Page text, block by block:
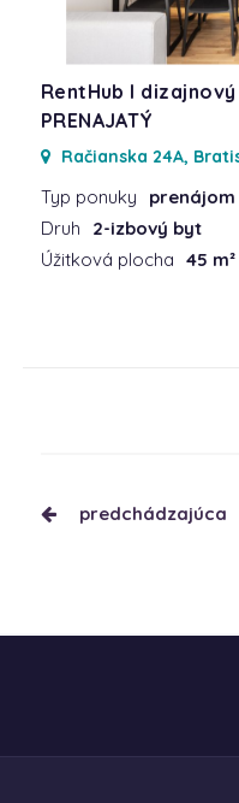
RentHub I
PRENAJATÝ
Račianska 24A,
Typ ponuky
prenájom
Druh
2-izbový byt
Úžitková plocha 45 m²
predchádzajúca